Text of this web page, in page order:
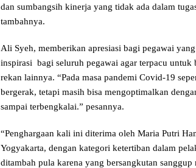
dan sumbangsih kinerja yang tidak ada dalam
tambahnya.
Ali Syeh, memberikan apresiasi bagi pegawai
inspirasi bagi seluruh pegawai agar terpacu
rekan lainnya. “Pada masa pandemi Covid-19
bergerak, tetapi masih bisa mengoptimalkan
sampai terbengkalai.” pesannya.
“Penghargaan kali ini diterima oleh Maria Putri
Yogyakarta, dengan kategori ketertiban dalam
ditambah pula karena yang bersangkutan